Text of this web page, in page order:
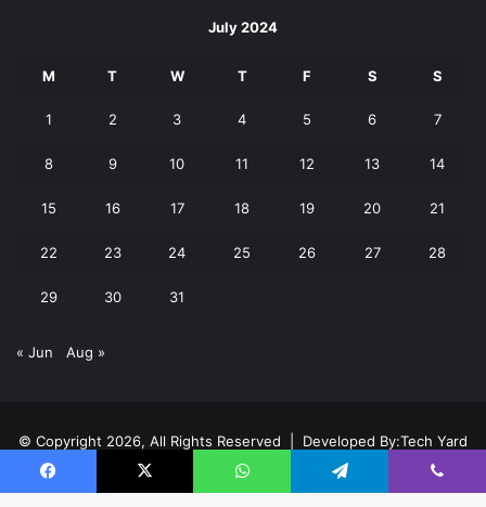
July 2024
M T W T F S S
1 2 3 4 5 6 7
8 9 10 11 12 13 14
15 16 17 18 19 20 21
22 23 24 25 26 27 28
29 30 31
« Jun Aug »
© Copyright 2026, All Rights Reserved | Developed By:Tech Yard
Labs
Facebook X WhatsApp Telegram Viber